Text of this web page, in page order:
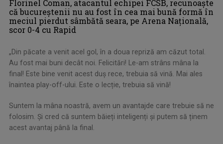
Florinel Coman, atacantul echipei FCSB, recunoaște
că bucureștenii nu au fost în cea mai bună formă în
meciul pierdut sâmbătă seara, pe Arena Națională,
scor 0-4 cu Rapid
„Din păcate a venit acel gol, în a doua repriză am căzut total.
Au fost mai buni decât noi. Felicitări! Le-am strâns mâna la
final! Este bine venit acest duș rece, trebuia să vină. Mai ales
înaintea play-off-ului. Este o lecție, trebuia să vină!
Suntem la mâna noastră, avem un avantajde care trebuie să ne
folosim. Și cred că suntem băieți inteligenți și putem să ținem
acest avantaj până la final.